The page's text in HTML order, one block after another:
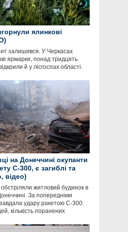
ялинкові
залишився. У Черкасах
ярмарки, понад тридцять
й у лісгоспах області.
на Донеччині окупанти
С-300, є загиблі та
відео)
обстріляли житловий будинок в
За попередніми
удару ракетою С-300.
кількість поранених